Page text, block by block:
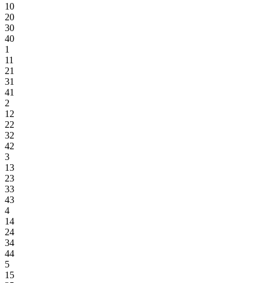
10
20
30
40
1
11
21
31
41
2
12
22
32
42
3
13
23
33
43
4
14
24
34
44
5
15